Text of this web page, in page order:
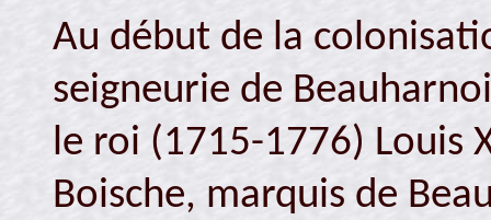
Au début de la
seigneurie de
le roi (1715-1776) Louis
Boische, marquis de